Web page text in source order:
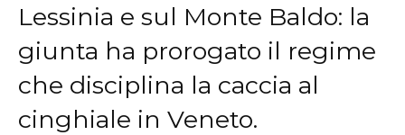
Lessinia e sul Monte Baldo: la
giunta ha prorogato il regime
che disciplina la caccia al
cinghiale in Veneto.